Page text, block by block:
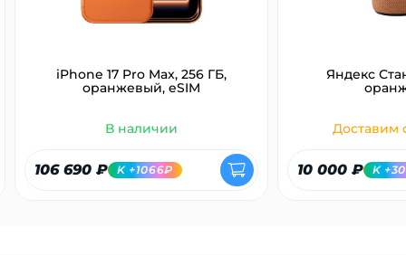
iPhone 17 Pro Max, 256 ГБ,
оранжевый, eSIM
В наличии
106 690 ₽ K +1066₽
Яндекс
Доставим
10 000 ₽ K
об оплате Плайтом
раз в 2
8 800 302-02-51
plait.ru